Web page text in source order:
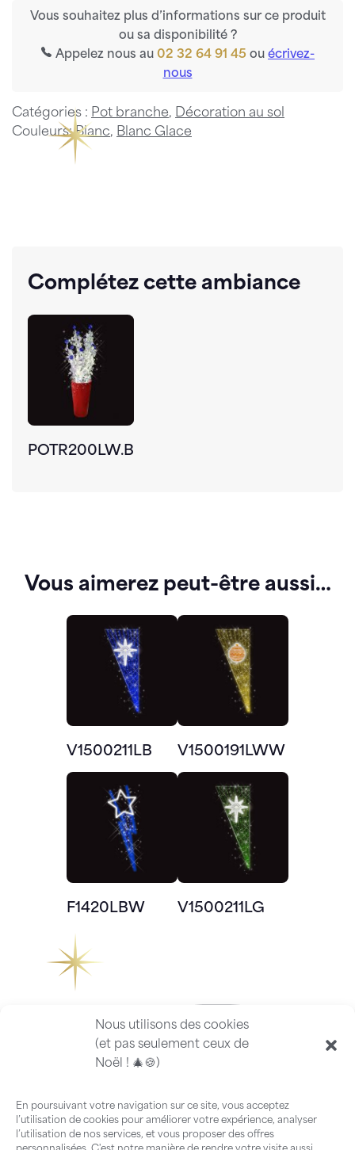
Nous utilisons des cookies
(et pas seulement ceux de
Noël ! 🎄🍪)
En poursuivant votre navigation sur ce site, vous acceptez
l’utilisation de cookies pour améliorer votre expérience, analyser
l’utilisation de nos services, et vous proposer des offres
Vous souhaitez plus d’informations sur ce produit
ou sa disponibilité ?
Appelez nous au 02 32 64 91 45 ou écrivez-
nous
Catégories : Pot branche, Décoration au sol
Couleurs:Blanc, Blanc Glace
Complétez cette ambiance
POTR200LW.B
Vous aimerez peut-être aussi…
V1500211LB V1500191LWW
F1420LBW V1500211LG